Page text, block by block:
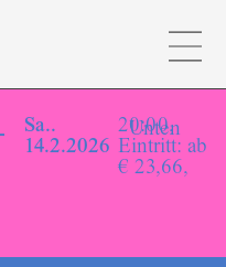
Sa..
14.2.2026
20:00,
Eintritt: ab
€ 23,66,
Unten